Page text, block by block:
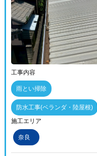
工事内容
雨とい掃除
防水工事(ベランダ・陸屋根)
施工エリア
奈良